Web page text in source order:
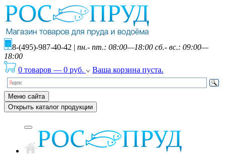
8-(495)-987-40-42 | пн.- пт.: 08:00—18:00 сб.- вс.: 09:00—
18:00
0 товаров — 0 руб. Ваша корзина пуста.
Меню сайта
Открыть каталог продукции